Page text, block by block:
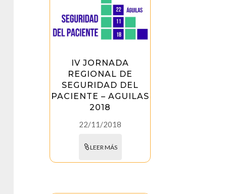
IV JORNADA
REGIONAL DE
SEGURIDAD DEL
PACIENTE – AGUILAS
2018
22/11/2018
LEER MÁS